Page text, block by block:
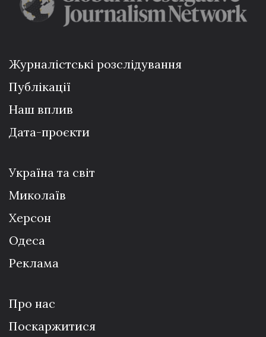
Журналістські розслідування
Публікації
Наш вплив
Дата-проєкти
Україна та світ
Миколаїв
Херсон
Одеса
Реклама
Про нас
Поскаржитися